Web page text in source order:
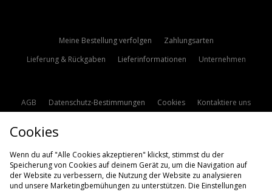
Meine Bestellung verfolgen
Zahlungsarten
Lieferung & Rückgaben
Lieferinformationen Unternehmen
AGB Datenschutz-Bestimmungen Cookies
Kontaktiere uns
Cookies
Wenn du auf "Alle Cookies akzeptieren" klickst, stimmst du der
Speicherung von Cookies auf deinem Gerät zu, um die Navigation auf
der Website zu verbessern, die Nutzung der Website zu analysieren
und unsere Marketingbemühungen zu unterstützen. Die Einstellungen